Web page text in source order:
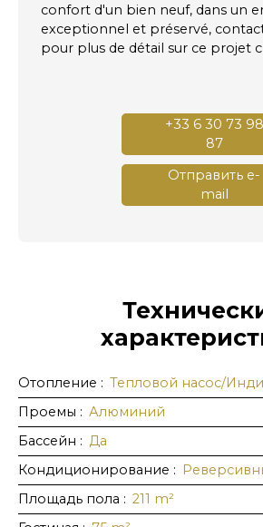
confort d'un bien neuf, dans un
exceptionnel et préservé,
pour plus de détail sur ce projet
+33 6 30 73 98
87
Отправить e-
mail
Отопление : Тепловой насос/
Проемы : Алюминий
Бассейн : Да
Кондиционирование :
Площадь пола : 211 m²